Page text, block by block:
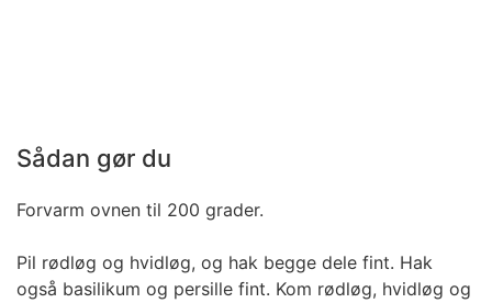
Sådan gør du
Forvarm ovnen til 200 grader.
Pil rødløg og hvidløg, og hak begge dele fint. Hak
også basilikum og persille fint. Kom rødløg, hvidløg og